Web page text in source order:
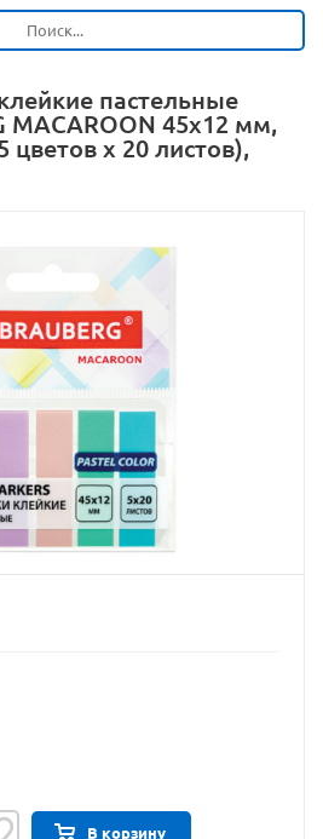
пастельные
MACAROON 45х12 мм,
цветов х 20 листов),
В корзину